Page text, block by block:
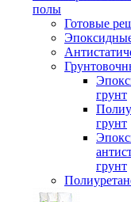
полы
Готовые
грунт
грунт
грунт